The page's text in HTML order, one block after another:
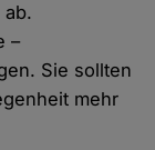
ab.
–
Sie sollten
mehr